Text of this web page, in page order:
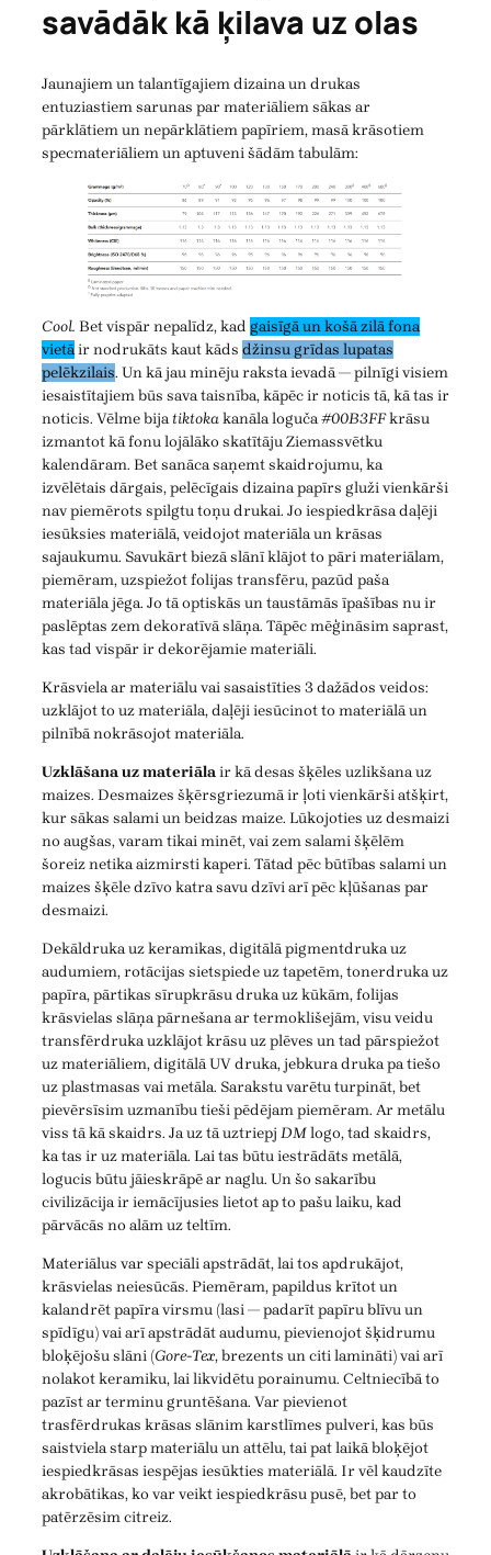
savādāk kā ķilava uz olas
Jaunajiem un talantīgajiem dizaina un drukas
entuziastiem sarunas par materiāliem sākas ar
pārklātiem un nepārklātiem papīriem, masā krāsotiem
specmateriāliem un aptuveni šādām tabulām:
Cool. Bet vispār nepalīdz, kad gaisīgā un košā zilā fona
vietāir nodrukāts kaut kāds džinsu grīdas lupatas
pelēkzilais. Un kā jau minēju raksta ievadā — pilnīgi visiem
iesaistītajiem būs sava taisnība, kāpēc ir noticis tā, kā tas ir
noticis. Vēlme bijatiktokakanāla loguča#00B3FFkrāsu
izmantot kā fonu lojālāko skatītāju Ziemassvētku
kalendāram. Bet sanāca saņemt skaidrojumu, ka
izvēlētais dārgais, pelēcīgais dizaina papīrs gluži vienkārši
nav piemērots spilgtu toņu drukai. Jo iespiedkrāsa daļēji
iesūksies materiālā, veidojot materiāla un krāsas
sajaukumu. Savukārt biezā slānī klājot to pāri materiālam,
piemēram, uzspiežot folijas transfēru, pazūd paša
materiāla jēga. Jo tā optiskās un taustāmās īpašības nu ir
paslēptas zem dekoratīvā slāņa. Tāpēc mēģināsim saprast,
kas tad vispār ir dekorējamie materiāli.
Krāsviela ar materiālu vai sasaistīties 3 dažādos veidos:
uzklājot to uz materiāla, daļēji iesūcinot to materiālā un
pilnībā nokrāsojot materiāla.
Uzklāšana uz materiālair kā desas šķēles uzlikšana uz
maizes. Desmaizes šķērsgriezumā ir ļoti vienkārši atšķirt,
kur sākas salami un beidzas maize. Lūkojoties uz desmaizi
no augšas, varam tikai minēt, vai zem salami šķēlēm
šoreiz netika aizmirsti kaperi. Tātad pēc būtības salami un
maizes šķēle dzīvo katra savu dzīvi arī pēc kļūšanas par
desmaizi.
Dekāldruka uz keramikas, digitālā pigmentdruka uz
audumiem, rotācijas sietspiede uz tapetēm, tonerdruka uz
papīra, pārtikas sīrupkrāsu druka uz kūkām, folijas
krāsvielas slāņa pārnešana ar termoklišejām, visu veidu
transfērdruka uzklājot krāsu uz plēves un tad pārspiežot
uz materiāliem, digitālā UV druka, jebkura druka pa tiešo
uz plastmasas vai metāla. Sarakstu varētu turpināt, bet
pievērsīsim uzmanību tieši pēdējam piemēram. Ar metālu
viss tā kā skaidrs. Ja uz tā uztriepj DMlogo, tad skaidrs,
ka tas ir uz materiāla. Lai tas būtu iestrādāts metālā,
logucis būtu jāieskrāpē ar naglu. Un šo sakarību
civilizācija ir iemācījusies lietot ap to pašu laiku, kad
pārvācās no alām uz teltīm.
Materiālus var speciāli apstrādāt, lai tos apdrukājot,
krāsvielas neiesūcās. Piemēram, papildus krītot un
kalandrēt papīra virsmu (lasi — padarīt papīru blīvu un
spīdīgu) vai arī apstrādāt audumu, pievienojot šķidrumu
bloķējošu slāni (Gore-Tex, brezents un citi lamināti) vai arī
nolakot keramiku, lai likvidētu porainumu. Celtniecībā to
pazīst ar terminu gruntēšana. Var pievienot
trasfērdrukas krāsas slānim karstlīmes pulveri, kas būs
saistviela starp materiālu un attēlu, tai pat laikā bloķējot
iespiedkrāsas iespējas iesūkties materiālā. Ir vēl kaudzīte
akrobātikas, ko var veikt iespiedkrāsu pusē, bet par to
patērzēsim citreiz.